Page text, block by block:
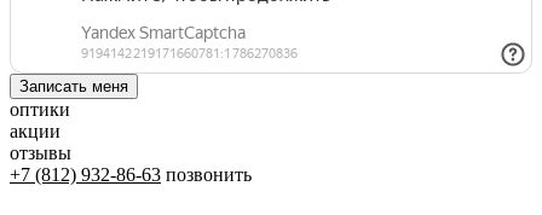
оптики
акции
отзывы
+7 (812) 932-86-63 позвонить